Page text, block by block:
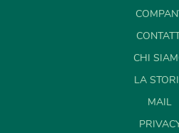
CHI
LA
MAIL